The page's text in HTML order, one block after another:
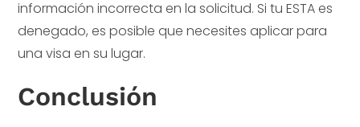
información incorrecta en la solicitud. Si tu ESTA es
denegado, es posible que necesites aplicar para
una visa en su lugar.
Conclusión